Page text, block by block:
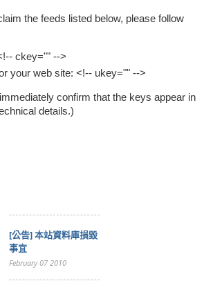
the feeds listed below, please follow
ckey="" -->
your web site: <!-- ukey="" -->
confirm that the keys appear in
details.)
[公告] 本站資料庫損毀
事宜
February 07 2010